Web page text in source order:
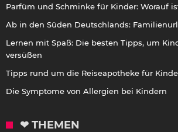
Parfüm und Schminke für Kinder: Worauf
Ab in den Süden Deutschlands:
Lernen mit Spaß: Die besten Tipps, um
versüßen
Tipps rund um die Reiseapotheke für
Die Symptome von Allergien bei Kindern
❤ THEMEN